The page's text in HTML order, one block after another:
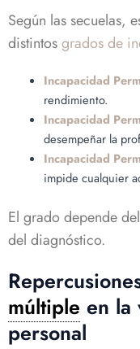
Según las secuelas,
distintosgrados de
Incapacidad
rendimiento.
Incapacidad
desempeñar la
Incapacidad
impide cualquier
El grado depende
del diagnóstico.
múltiple en la
personal